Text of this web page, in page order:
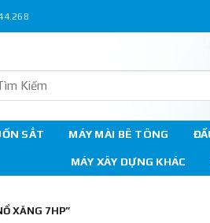
SẮT MÁY MÀI BÊ TÔNG
MÁY XÂY DỰNG KHÁC
XĂNG 7HP”